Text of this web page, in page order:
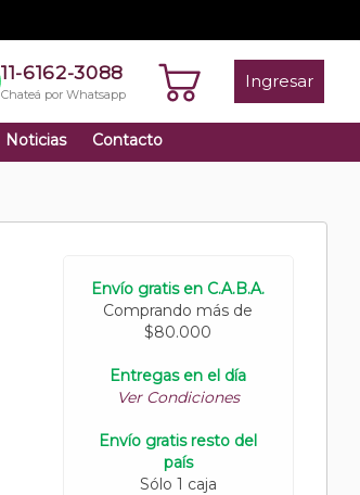
11-6162-3088
Chateá por Whatsapp
Ingresar
Noticias Contacto
Envío gratis en C.A.B.A.
Comprando más de
$80.000
Entregas en el día
Ver Condiciones
Envío gratis resto del
país
Sólo 1 caja